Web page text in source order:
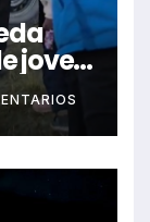
joven